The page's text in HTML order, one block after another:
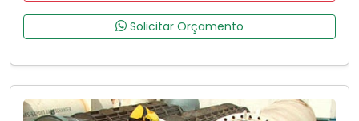
Solicitar Orçamento